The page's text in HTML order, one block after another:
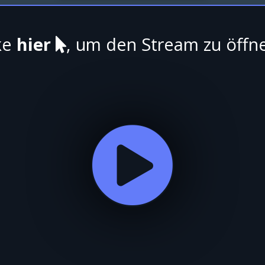
hier , um den Stream zu